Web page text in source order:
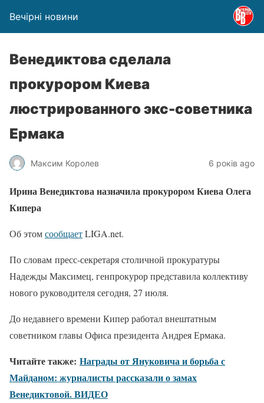
Вечірні новини
Венедиктова сделала
прокурором Киева
люстрированного экс-советника
Ермака
Максим Королев 6 років ago
Ирина Венедиктова назначила прокурором Киева Олега
Кипера
Об этомсообщаетLIGA.net.
По словам пресс-секретаря столичной прокуратуры
Надежды Максимец, генпрокурор представила коллективу
нового руководителя сегодня, 27 июля.
До недавнего времени Кипер работал внештатным
советником главы Офиса президента Андрея Ермака.
Читайте также: Награды от Януковича и борьба с
Майданом: журналисты рассказали о замах
Венедиктовой. ВИДЕО